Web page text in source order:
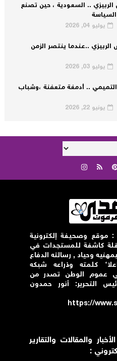
.. السعودية ، حين تصنع
يوليو 04, 2026
..عندما ينتصر الزمن
يوليو 03, 2026
.. أدمغة متعفنة ،وشباب
يونيو 22, 2026
وصحيفة إلكترونية
كاشفة للمستجدات في
وحياد , رسالته الدفاع
كلمته وذراعه شبكه
عموم الوطن تصدر من
أنور حمدون
https://
والمقالات والتقارير
: